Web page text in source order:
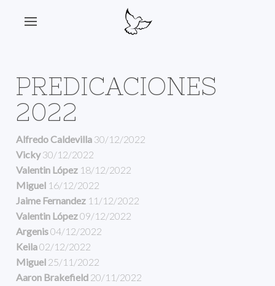
PREDICACIONES
2022
Alfredo Caldevilla 30/12/2022
Vicky30/12/2022
Valentin López 18/12/2022
Miguel 16/12/2022
Jaime Fernandez 11/12/2022
Valentin López09/12/2022
Argenis04/12/2022
Keila02/12/2022
Miguel 25/11/2022
Aaron Brakefield 20/11/2022